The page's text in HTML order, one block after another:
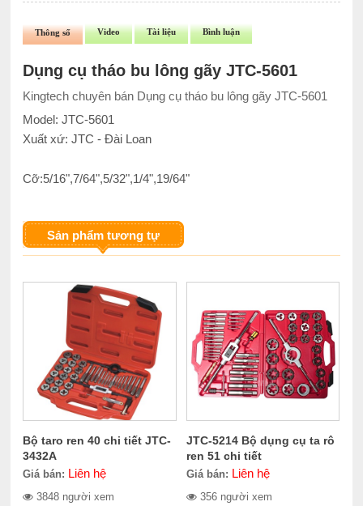
Thông số Video Tài liệu Bình luận
Dụng cụ tháo bu lông gãy JTC-5601
Kingtech chuyên bán Dụng cụ tháo bu lông gãy JTC-5601
Model: JTC-5601
Xuất xứ: JTC - Đài Loan
Cỡ:5/16",7/64",5/32",1/4",19/64"
Sản phẩm tương tự
Bộ taro ren 40 chi tiết JTC-
3432A
Giá bán: Liên hệ
3848 người xem
JTC-5214 Bộ dụng cụ ta rô
ren 51 chi tiết
Giá bán: Liên hệ
356 người xem